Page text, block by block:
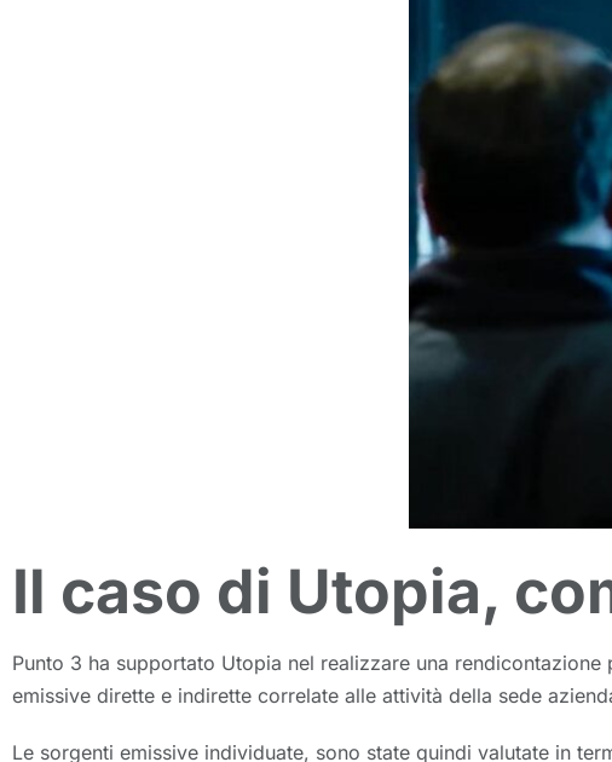
Il caso di Utopia,
Punto 3 ha supportato Utopia nel realizzare una
emissive dirette e indirette correlate alle attività della sede
Le sorgenti emissive individuate, sono state quindi valutate in